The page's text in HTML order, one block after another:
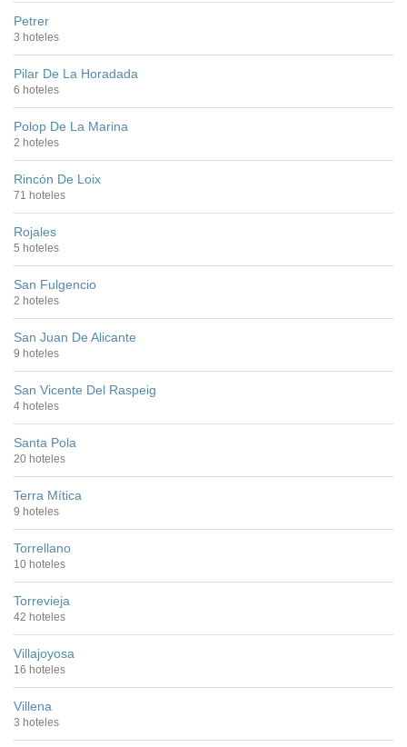
Petrer
3 hoteles
Pilar De La Horadada
6 hoteles
Polop De La Marina
2 hoteles
Rincón De Loix
71 hoteles
Rojales
5 hoteles
San Fulgencio
2 hoteles
San Juan De Alicante
9 hoteles
San Vicente Del Raspeig
4 hoteles
Santa Pola
20 hoteles
Terra Mítica
9 hoteles
Torrellano
10 hoteles
Torrevieja
42 hoteles
Villajoyosa
16 hoteles
Villena
3 hoteles